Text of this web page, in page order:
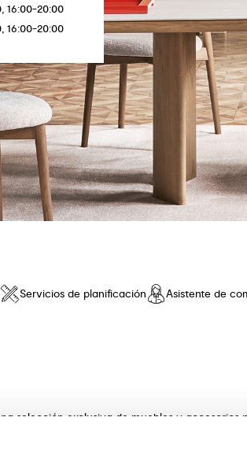
16:00-20:00
16:00-20:00
Servicios de planificación Asistente de
selección exclusiva de muebles y accesorios
sin iguales. Descubre nuestras colecciones